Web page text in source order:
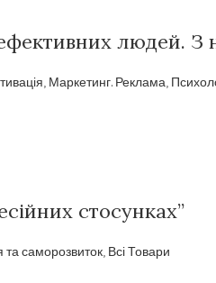
людей.
, Маркетинг. Реклама,
стосунках”
та саморозвиток, Всі Товари